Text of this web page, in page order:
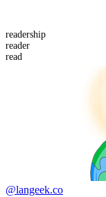
readership
reader
read
@langeek.co